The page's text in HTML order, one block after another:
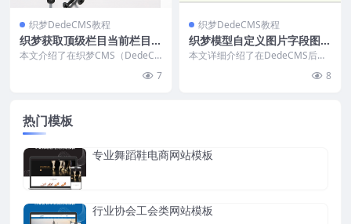
织梦DedeCMS教程
织梦获取顶级栏目当前栏目上
级栏目的相关信息
本文介绍了在织梦CMS（DedeC
7
织梦DedeCMS教程
织梦模型自定义图片字段图片
字段支持本地上传
本文详细介绍了在DedeCMS后台
8
热门模板
专业舞蹈鞋电商网站模板
行业协会工会类网站模板